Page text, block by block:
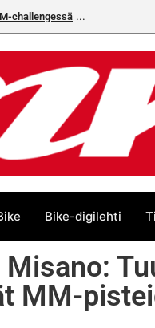
flat trackin Euroopan Cupin
Bike-digilehti
MM-